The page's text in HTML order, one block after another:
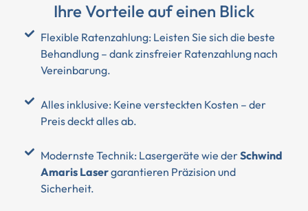
Ihre Vorteile auf einen Blick
Flexible Ratenzahlung: Leisten Sie sich die beste
Behandlung – dank zinsfreier Ratenzahlung nach
Vereinbarung.
Alles inklusive: Keine versteckten Kosten – der
Preis deckt alles ab.
Modernste Technik: Lasergeräte wie derSchwind
Amaris Lasergarantieren Präzision und
Sicherheit.